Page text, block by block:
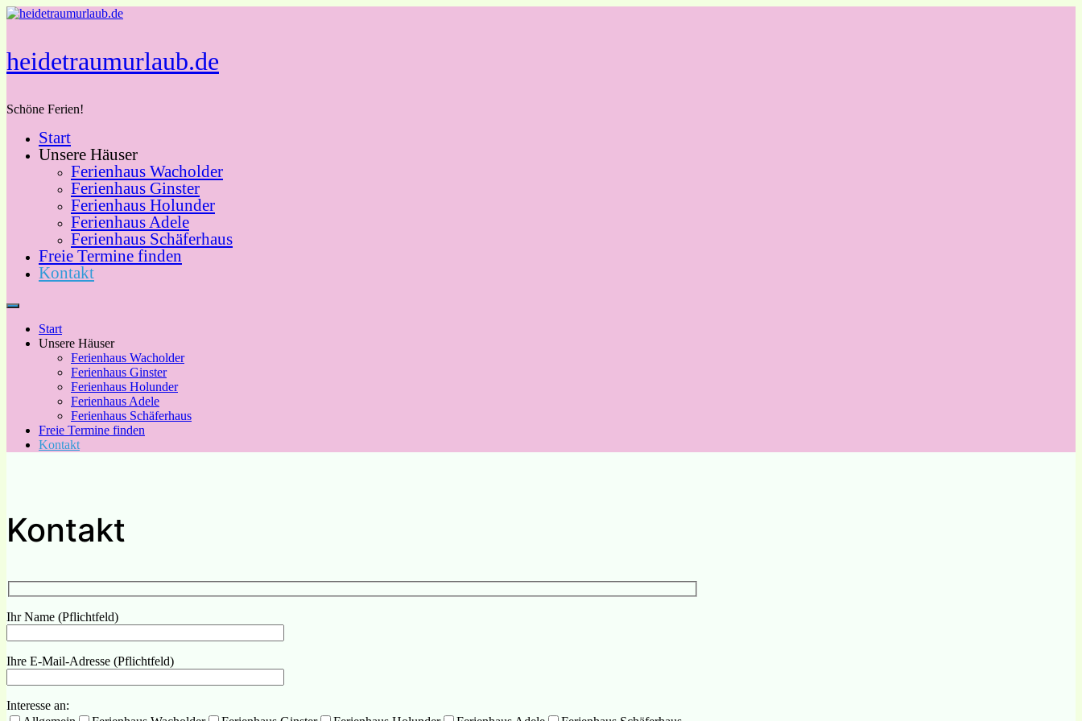
Zum
heidetraumurlaub.de
Schöne Ferien!
Start
Unsere Häuser
Ferienhaus Wacholder
Ferienhaus Ginster
Ferienhaus Holunder
Ferienhaus Adele
Ferienhaus Schäferhaus
Freie Termine finden
Kontakt
Start
Unsere Häuser
Ferienhaus Wacholder
Ferienhaus Ginster
Ferienhaus Holunder
Ferienhaus Adele
Ferienhaus Schäferhaus
Freie Termine finden
Kontakt
Kontakt
Ihr Name (Pflichtfeld)
Ihre E-Mail-Adresse (Pflichtfeld)
Interesse an: